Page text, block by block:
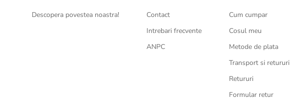
Descopera povestea noastra!
Contact
Intrebari frecvente
ANPC
Cum cumpar
Cosul meu
Metode de plata
Transport si retururi
Retururi
Formular retur